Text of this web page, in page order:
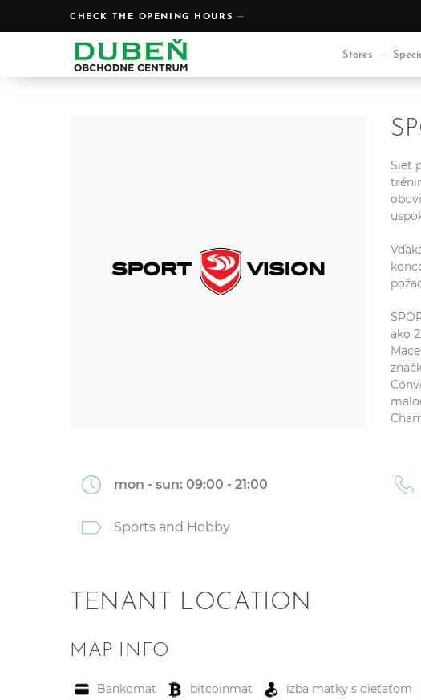
CHECK THE OPENING HOURS
Stores
Sieť
ako
mon - sun: 09:00 - 21:00
Sports and Hobby
TENANT LOCATION
MAP INFO
Bankomat bitcoinmat izba matky s dieťaťom